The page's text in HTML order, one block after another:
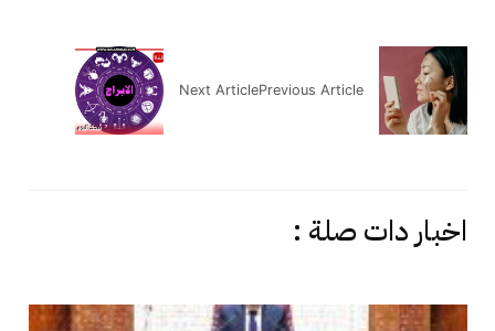
Previous Article
Next Article
اخبار دات صلة :